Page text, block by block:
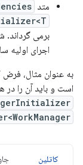
متد
برمی گرداند.
اجرای اولیه
به عنوان مثال، فرض
است و باید آن را در
کاتلین